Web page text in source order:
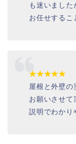
も迷いました
お任せするこ
★★★★★
屋根と外壁の
お願いさせて
説明でわかり